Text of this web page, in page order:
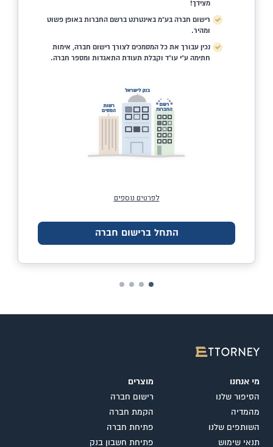
מצידך!
רישום חברה בע"מ באינטרנט ברשם החברות באופן פשוט
ומהיר.
נכין עבורך את כל המסמכים לצורך רישום חברה, אימות
חתימה ע"י עו"ד וקבלת תעודת התאגדות ומספר חברה.
לפרטים נוספים
התחל ברישום חברה
מי אנחנו
הסיפור שלנו
מהמדיה
השותפים שלנו
תנאי שימוש
מוצרים
רישום חברה
הקמת חברה
פתיחת חברה
פתיחת חשבון בנק